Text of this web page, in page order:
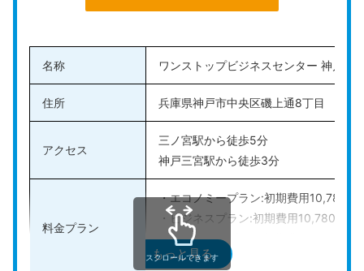
名称 ワンストップビジネスセンター 神戸店
住所 兵庫県神戸市中央区磯上通8丁目
アクセス
三ノ宮駅から徒歩5分
神戸三宮駅から徒歩3分
料金プラン
・エコノミープラン:初期費用10,780
・ビジネスプラン:初期費用10,780円
・プレミアムプラン:初期費用10,780円
・エグゼクティブプラン:初期費用
スクロールできます
もっと見る